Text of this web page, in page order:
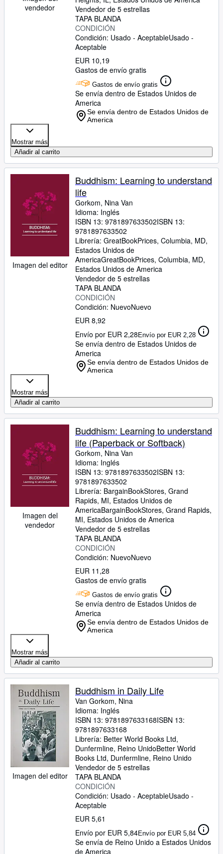
vendedor
Vendedor de 5 estrellas
TAPA BLANDA
CONDICIÓN
Condición: Usado - AceptableUsado -
Aceptable
EUR 10,19
Gastos de envío gratis
Gastos de envío gratis
Se envía dentro de Estados Unidos de
America
Se envía dentro de Estados Unidos de
America
Mostrar más
Añadir al carrito
Imagen del editor
Buddhism: Learning to understand
life
Gorkom, Nina Van
Idioma: Inglés
ISBN 13: 9781897633502ISBN 13:
9781897633502
Librería: GreatBookPrices, Columbia, MD,
Estados Unidos de
AmericaGreatBookPrices, Columbia, MD,
Estados Unidos de America
Vendedor de 5 estrellas
TAPA BLANDA
CONDICIÓN
Condición: NuevoNuevo
EUR 8,92
Envío por EUR 2,28Envío por EUR 2,28
Se envía dentro de Estados Unidos de
America
Se envía dentro de Estados Unidos de
America
Mostrar más
Añadir al carrito
Imagen del
vendedor
Buddhism: Learning to understand
life (Paperback or Softback)
Gorkom, Nina Van
Idioma: Inglés
ISBN 13: 9781897633502ISBN 13:
9781897633502
Librería: BargainBookStores, Grand
Rapids, MI, Estados Unidos de
AmericaBargainBookStores, Grand Rapids,
MI, Estados Unidos de America
Vendedor de 5 estrellas
TAPA BLANDA
CONDICIÓN
Condición: NuevoNuevo
EUR 11,28
Gastos de envío gratis
Gastos de envío gratis
Se envía dentro de Estados Unidos de
America
Se envía dentro de Estados Unidos de
America
Mostrar más
Añadir al carrito
Imagen del editor
Buddhism in Daily Life
Van Gorkom, Nina
Idioma: Inglés
ISBN 13: 9781897633168ISBN 13:
9781897633168
Librería: Better World Books Ltd,
Dunfermline, Reino UnidoBetter World
Books Ltd, Dunfermline, Reino Unido
Vendedor de 5 estrellas
TAPA BLANDA
CONDICIÓN
Condición: Usado - AceptableUsado -
Aceptable
EUR 5,61
Envío por EUR 5,84Envío por EUR 5,84
Se envía de Reino Unido a Estados Unidos
de America